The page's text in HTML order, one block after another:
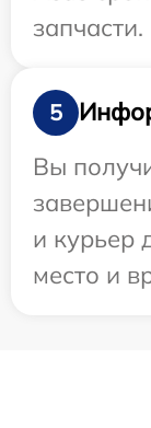
запчасти.
5
Вы
и курьер
место и